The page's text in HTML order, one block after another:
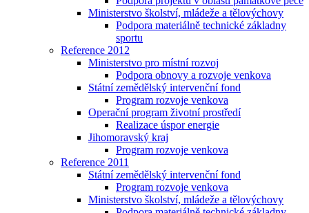
Ministerstvo školství, mládeže a tělovýchovy
Podpora materiálně technické základny
sportu
Reference 2012
Ministerstvo pro místní rozvoj
Podpora obnovy a rozvoje venkova
Státní zemědělský intervenční fond
Program rozvoje venkova
Operační program životní prostředí
Realizace úspor energie
Jihomoravský kraj
Program rozvoje venkova
Reference 2011
Státní zemědělský intervenční fond
Program rozvoje venkova
Ministerstvo školství, mládeže a tělovýchovy